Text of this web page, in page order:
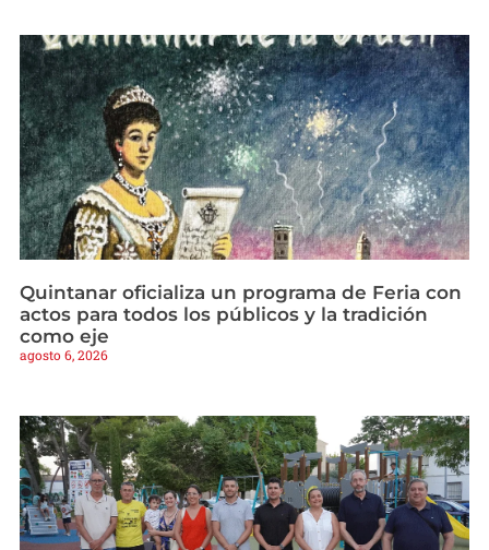
Quintanar oficializa un programa de Feria con
actos para todos los públicos y la tradición
como eje
agosto 6, 2026